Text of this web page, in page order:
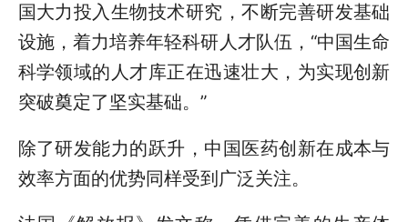
国大力投入生物技术研究，不断完善研发基础
设施，着力培养年轻科研人才队伍，“中国生命
科学领域的人才库正在迅速壮大，为实现创新
突破奠定了坚实基础。”
除了研发能力的跃升，中国医药创新在成本与
效率方面的优势同样受到广泛关注。